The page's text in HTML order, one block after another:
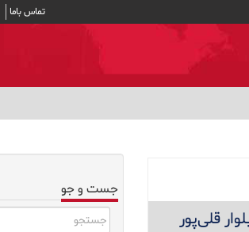
تماس باما
قلی‌پور
جست و جو